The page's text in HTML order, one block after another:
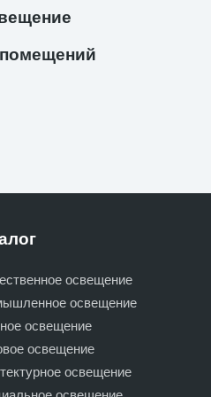
освещение
освещение
освещение
освещение
освещение